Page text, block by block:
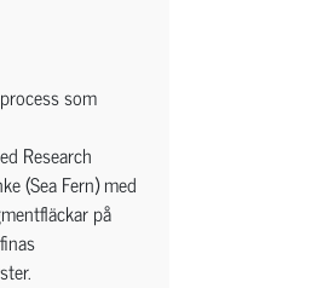
som
Research
(Sea Fern) med
på